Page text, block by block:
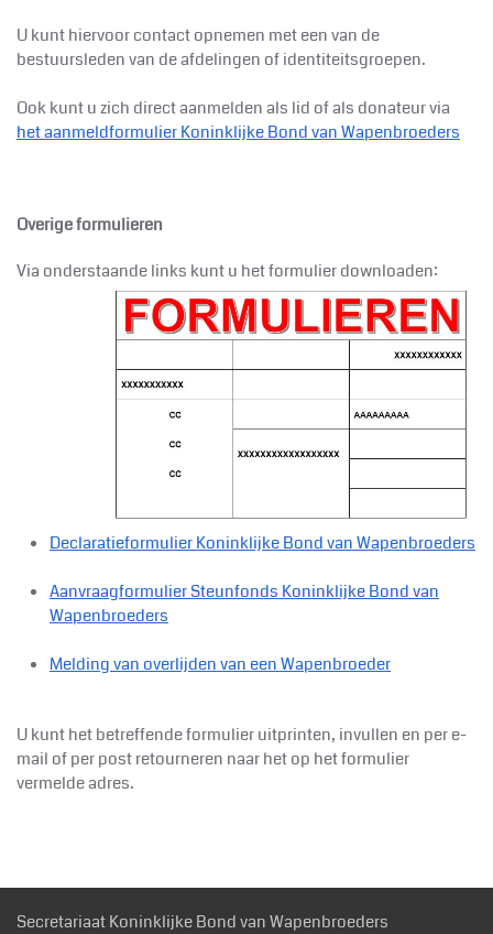
U kunt hiervoor contact opnemen met een van de
bestuursleden van de afdelingen of identiteitsgroepen.
Ook kunt u zich direct aanmelden als lid of als donateur via
het aanmeldformulier KoninklijkeBond van Wapenbroeders
Overige formulieren
Via onderstaande links kunt u het formulier downloaden:
Declaratieformulier KoninklijkeBond van Wapenbroeders
Aanvraagformulier Steunfonds KoninklijkeBond van
Wapenbroeders
Melding van overlijden van een Wapenbroeder
U kunt het betreffende formulier uitprinten, invullen en per e-
mail of per post retourneren naar het op het formulier
vermelde adres.
Secretariaat Koninklijke Bond van Wapenbroeders